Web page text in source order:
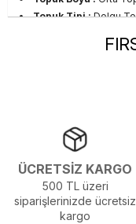
Topuk Tipi :Dolgu
Yetişkin
ÜCRETSİZ KARGO
500 TL üzeri
siparişlerinizde ücretsiz
kargo